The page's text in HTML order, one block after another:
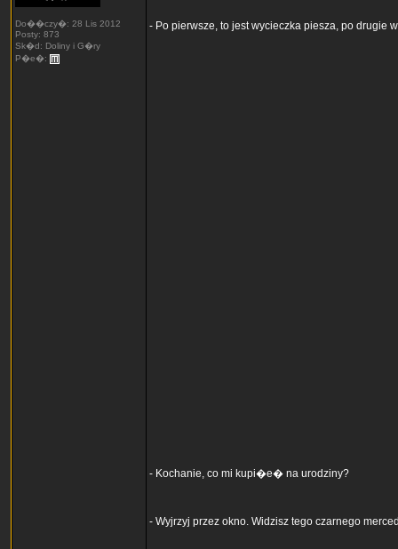
Do��czy�: 28 Lis 2012
Posty: 873
Sk�d: Doliny i G�ry
P�e�:
- Po pierwsze, to jest wycieczka piesza, po
- Kochanie, co mi kupi�e� na urodziny?
- Wyjrzyj przez okno. Widzisz tego czarnego